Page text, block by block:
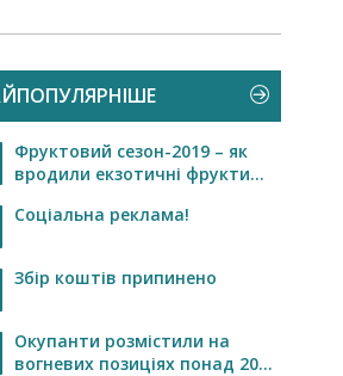
Фруктовий сезон-2019 – як
вродили екзотичні фрукти...
Соціальна реклама!
Збір коштів припинено
Окупанти розмістили на
вогневих позиціях понад 20...